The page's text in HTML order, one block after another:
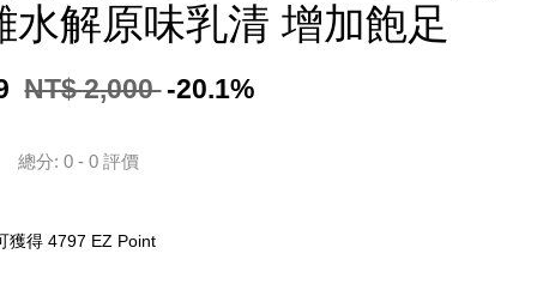
水解原味乳清 增加飽足
NT$ 2,000 -20.1%
總分:0 -0 評價
獲得 4797 EZ Point